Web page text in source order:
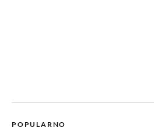
POPULARNO